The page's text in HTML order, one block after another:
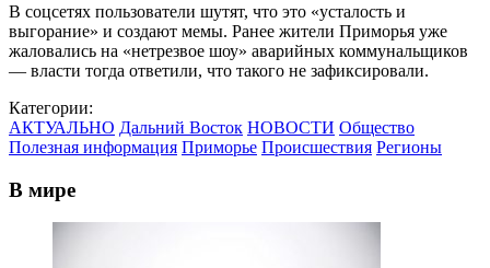
В соцсетях пользователи шутят, что это «усталость и
выгорание» и создают мемы. Ранее жители Приморья уже
жаловались на «нетрезвое шоу» аварийных коммунальщиков
— власти тогда ответили, что такого не зафиксировали.
Категории:
АКТУАЛЬНО Дальний Восток НОВОСТИ Общество
Полезная информация Приморье Происшествия Регионы
В мире